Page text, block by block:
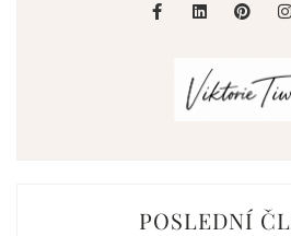
POSLEDNÍ